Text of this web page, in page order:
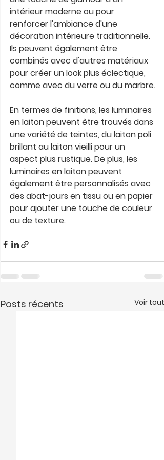
intérieur moderne ou pour
renforcer l'ambiance d'une
décoration intérieure traditionnelle.
Ils peuvent également être
combinés avec d'autres matériaux
pour créer un look plus éclectique,
comme avec du verre ou du marbre.
En termes de finitions, les luminaires
en laiton peuvent être trouvés dans
une variété de teintes, du laiton poli
brillant au laiton vieilli pour un
aspect plus rustique. De plus, les
luminaires en laiton peuvent
également être personnalisés avec
des abat-jours en tissu ou en papier
pour ajouter une touche de couleur
ou de texture.
Posts récents Voir tout